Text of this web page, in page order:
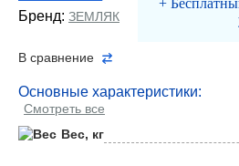
Бренд: ЗЕМЛЯК
В сравнение
Основные характеристики:
Смотреть все
Вес, кг